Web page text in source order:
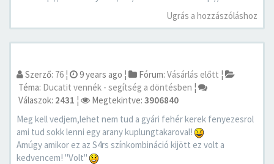
Ugrás a hozzászóláshoz
Szerző: 76 ¦ 9 years ago ¦ Fórum: Vásárlás előtt ¦
Téma: Ducatit vennék - segítség a döntésben ¦
Válaszok: 2431 ¦ Megtekintve: 3906840
Meg kell vedjem,lehet nem tud a gyári fehér kerek fenyezesrol
ami tud sokk lenni egy arany kuplungtakaroval!
Amúgy amikor ez az S4rs színkombináció kijött ez volt a
kedvencem! "Volt"